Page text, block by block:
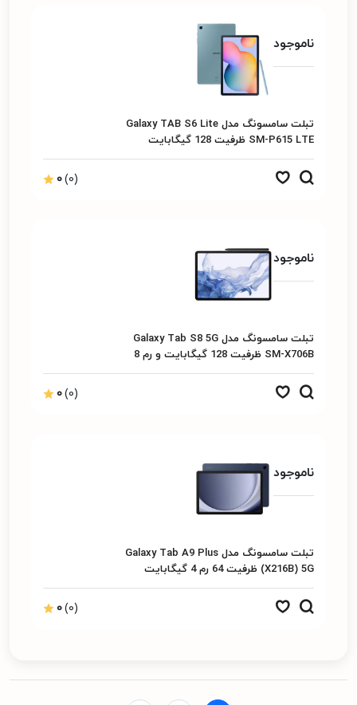
ناموجود
تبلت سامسونگ مدل Galaxy TAB S6 Lite
SM-P615 LTE ظرفیت 128 گیگابایت
0(0)
ناموجود
تبلت سامسونگ مدل Galaxy Tab S8 5G
SM-X706B ظرفیت 128 گیگابایت و رم 8
گیگابایت به همراه قلم
0(0)
ناموجود
تبلت سامسونگ مدل Galaxy Tab A9 Plus
(X216B) 5G ظرفیت 64 رم 4 گیگابایت
0(0)